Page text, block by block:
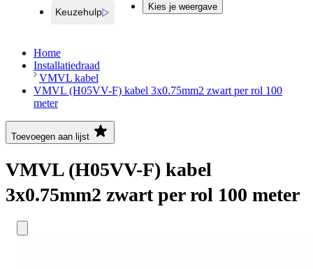
Keuzehulp Kies je weergave
Home
Installatiedraad
VMVL kabel
VMVL (H05VV-F) kabel 3x0.75mm2 zwart per rol 100
meter
Toevoegen aan lijst
VMVL (H05VV-F) kabel
3x0.75mm2 zwart per rol 100 meter